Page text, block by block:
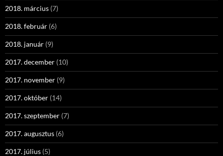
2018. március (7)
2018. február (6)
2018. január (9)
2017. december (10)
2017. november (9)
2017. október (14)
2017. szeptember (7)
2017. augusztus (6)
2017. július (5)